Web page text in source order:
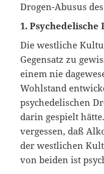
Drogen-Abusus
1. Psychedelische
Die westliche
Gegensatz zu
einem nie
Wohlstand
psychedelischen
darin gespielt
vergessen, daß
der westlichen
von beiden ist